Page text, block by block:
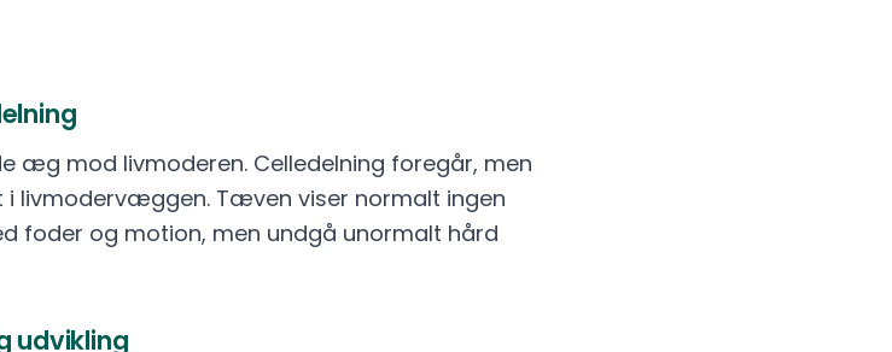
æg mod livmoderen. Celledelning foregår, men
livmodervæggen. Tæven viser normalt ingen
foder og motion, men undgå unormalt hård
udvikling